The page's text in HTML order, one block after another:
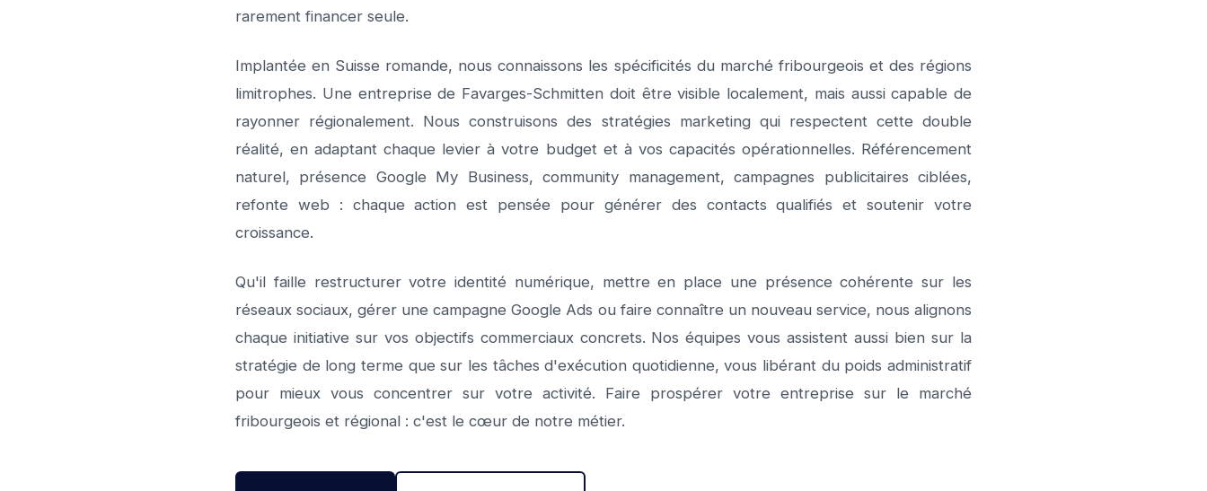
rarement financer seule.
Implantée en Suisse romande, nous connaissons les spécificités du marché fribourgeois et des régions
limitrophes. Une entreprise de Favarges-Schmitten doit être visible localement, mais aussi capable de
rayonner régionalement. Nous construisons des stratégies marketing qui respectent cette double
réalité, en adaptant chaque levier à votre budget et à vos capacités opérationnelles. Référencement
naturel, présence Google My Business, community management, campagnes publicitaires ciblées,
refonte web : chaque action est pensée pour générer des contacts qualifiés et soutenir votre
croissance.
Qu'il faille restructurer votre identité numérique, mettre en place une présence cohérente sur les
réseaux sociaux, gérer une campagne Google Ads ou faire connaître un nouveau service, nous alignons
chaque initiative sur vos objectifs commerciaux concrets. Nos équipes vous assistent aussi bien sur la
stratégie de long terme que sur les tâches d'exécution quotidienne, vous libérant du poids administratif
pour mieux vous concentrer sur votre activité. Faire prospérer votre entreprise sur le marché
fribourgeois et régional : c'est le cœur de notre métier.